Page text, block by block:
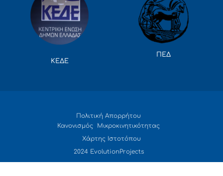
ΚΕΔΕ
ΠΕΔ
Πολιτική Απορρήτου
Κανονισμός Μικροκινητικότητας
Χάρτης Ιστοτόπου
2024 EvolutionProjects